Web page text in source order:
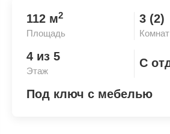
112 м2
Площадь
3 (2)
4 из 5
Этаж
С
Под ключ с мебелью